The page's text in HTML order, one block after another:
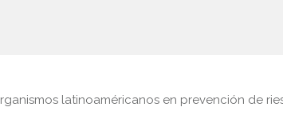
latinoaméricanos en prevención de